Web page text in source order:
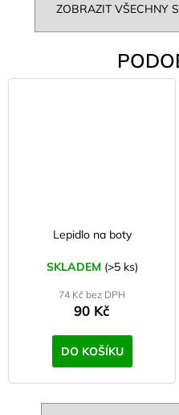
ZOBRAZIT VŠECHNY
Lepidlo na boty
SKLADEM (>5 ks)
74 Kč bez DPH
90 Kč
DO KOŠÍKU